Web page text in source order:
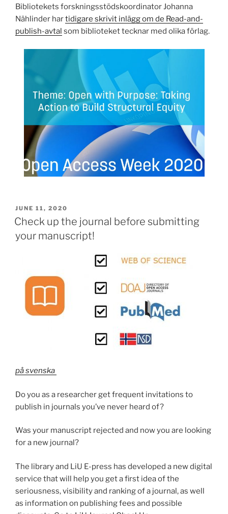
Bibliotekets forskningsstödskoordinator Johanna
Nählinder hartidigare skrivit inlägg om de Read-and-
publish-avtal som biblioteket tecknar med olika förlag.
POSTED
ON
JUNE 11, 2020
Check up the journal before submitting
your manuscript!
på svenska
Do you as a researcher get frequent invitations to
publish in journals you’ve never heard of?
Was your manuscript rejected and now you are looking
for a new journal?
The library and LiU E-press has developed a new digital
service that will help you get a first idea of the
seriousness, visibility and ranking of a journal, as well
as information on publishing fees and possible